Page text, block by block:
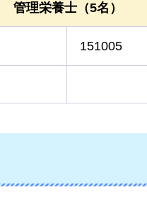
管理栄養士（5名）
151005